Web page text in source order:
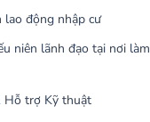
lao động nhập cư
niên lãnh đạo tại nơi làm
Hỗ trợ Kỹ thuật